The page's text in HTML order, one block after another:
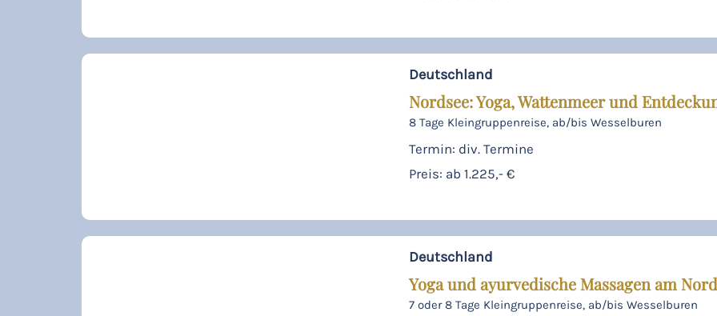
Deutschland
Nordsee: Yoga, Wattenmeer und
8 Tage Kleingruppenreise, ab/bis Wesselburen
Termin: div. Termine
Preis: ab 1.225,- €
Deutschland
Yoga und ayurvedische Massagen am
7 oder 8 Tage Kleingruppenreise, ab/bis Wesselburen